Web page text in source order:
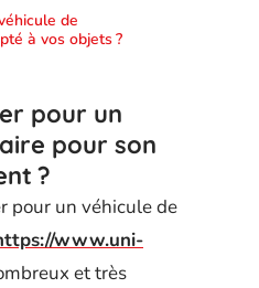
de
à vos objets ?
pour un
pour son
?
pour un véhicule de
www.uni-
et très